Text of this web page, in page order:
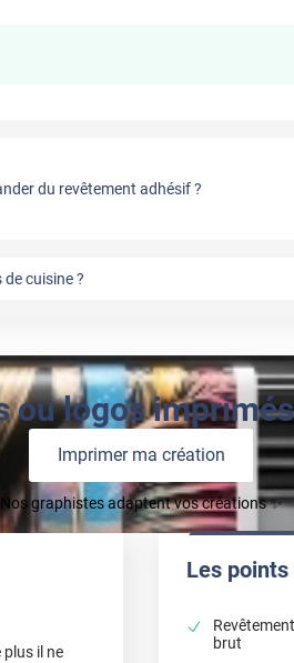
du revêtement adhésif ?
cuisine ?
ou logos
Imprimer ma création
Nos graphistes adaptent vos créations ✨
il ne
Les
brut